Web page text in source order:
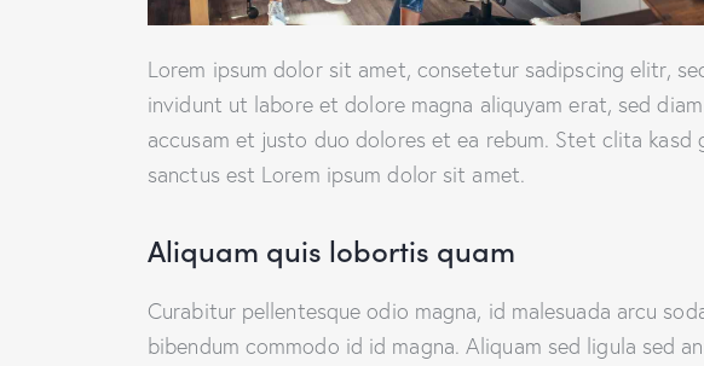
Lorem ipsum dolor sit amet, consetetur sadipscing elitr,
invidunt ut labore et dolore magna aliquyam erat, sed
accusam et justo duo dolores et ea rebum. Stet clita kasd
sanctus est Lorem ipsum dolor sit amet.
Aliquam quis lobortis quam
Curabitur pellentesque odio magna, id malesuada arcu
bibendum commodo id id magna. Aliquam sed ligula sed